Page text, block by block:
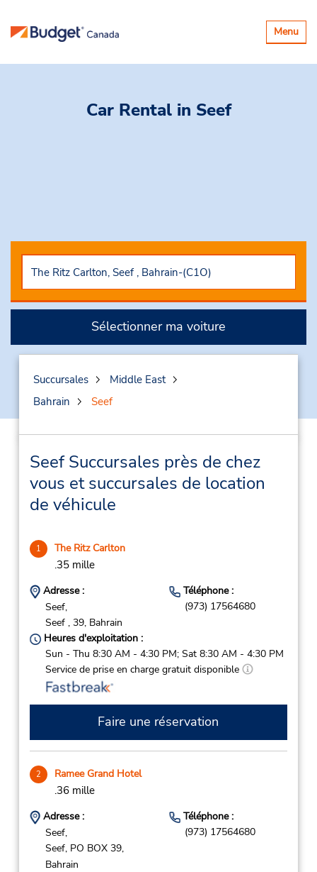
Basculer
la
Menu
Car Rental in Seef
Sélectionner ma voiture
Succursales
Middle East
Bahrain
Seef
Seef Succursales près de chez
vous et succursales de location
de véhicule
1 The Ritz Carlton
.35 mille
Adresse :
Seef,
Seef , 39, Bahrain
Téléphone :
(973) 17564680
Heures d'exploitation :
Sun - Thu 8:30 AM - 4:30 PM; Sat 8:30 AM - 4:30 PM
Service de prise en charge gratuit disponible
Faire une réservation
2 Ramee Grand Hotel
.36 mille
Adresse :
Seef,
Seef, PO BOX 39,
Bahrain
Téléphone :
(973) 17564680